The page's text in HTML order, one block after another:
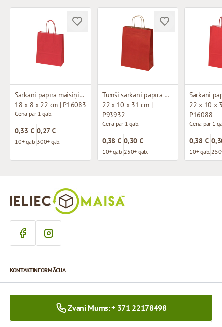
Sarkani papīra maisiņi ar vītiem rokturiem
18 x 8 x 22 cm | P16083
Cena par 1 gab.
0,33 €
10+ gab.
0,27 €
300+ gab.
Tumši sarkani papīra maisiņi ar brūniem vītiem rokturiem
22 x 10 x 31 cm |
P93932
Cena par 1 gab.
0,38 €
10+ gab.
0,30 €
250+ gab.
22 x 10 x
P16088
Cena par 1
0,38 €
10+ gab.
KONTAKTINFORMĀCIJA
Zvani Mums: + 371 22178498